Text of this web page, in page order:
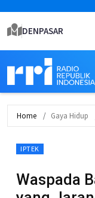
DENPASAR
Home Gaya Hidup
IPTEK
Waspada